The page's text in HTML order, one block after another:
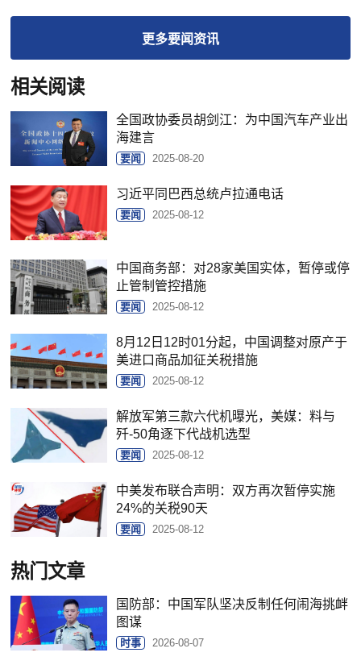
更多要闻资讯
相关阅读
全国政协委员胡剑江：为中国汽车产业出
海建言
要闻 2025-08-20
习近平同巴西总统卢拉通电话
要闻 2025-08-12
中国商务部：对28家美国实体，暂停或停
止管制管控措施
要闻 2025-08-12
8月12日12时01分起，中国调整对原产于
美进口商品加征关税措施
要闻 2025-08-12
解放军第三款六代机曝光，美媒：料与
歼-50角逐下代战机选型
要闻 2025-08-12
中美发布联合声明：双方再次暂停实施
24%的关税90天
要闻 2025-08-12
热门文章
国防部：中国军队坚决反制任何闹海挑衅
图谋
时事 2026-08-07